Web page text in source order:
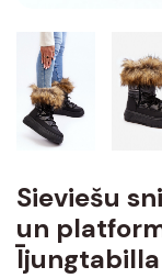
Sieviešu
un
Ījungtabilla